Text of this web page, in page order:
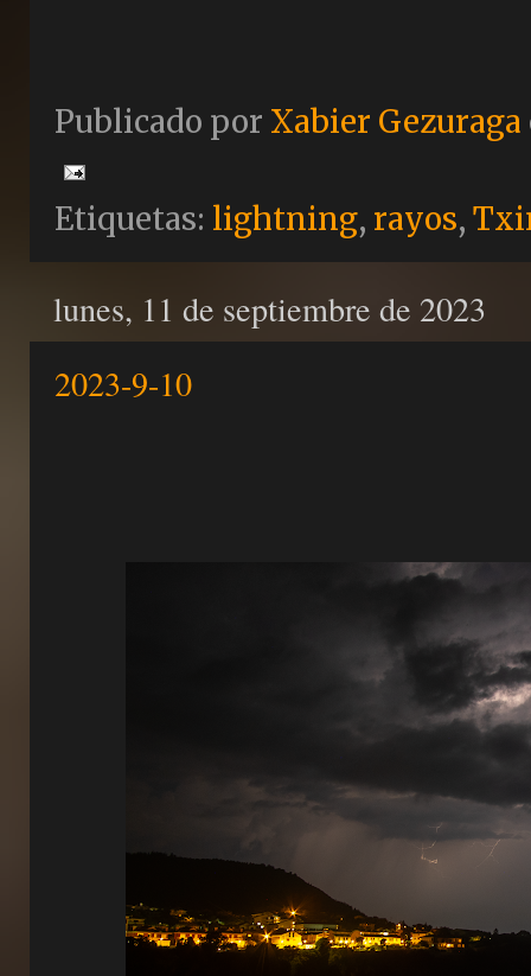
Publicado por Xabier Gezuraga
Etiquetas: lightning, rayos,
lunes, 11 de septiembre de 2023
2023-9-10